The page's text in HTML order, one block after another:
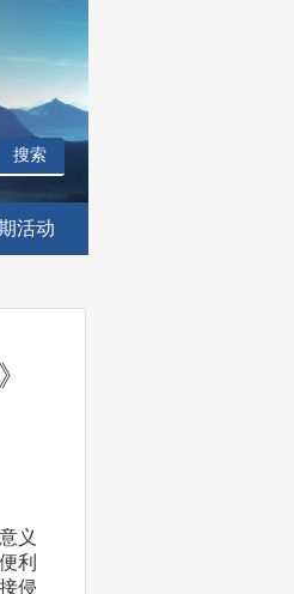
搜索
活动
义
利
侵